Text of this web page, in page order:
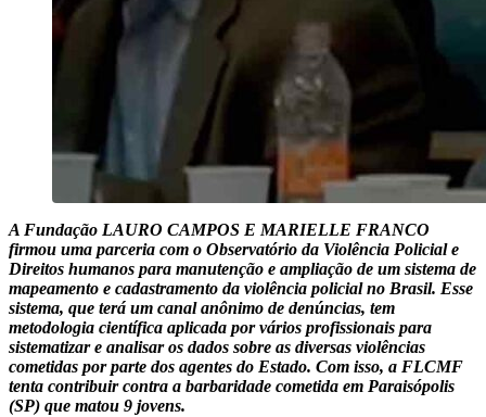
A Fundação LAURO CAMPOS E MARIELLE FRANCO
firmou uma parceria com o Observatório da Violência Policial e
Direitos humanos para manutenção e ampliação de um sistema de
mapeamento e cadastramento da violência policial no Brasil. Esse
sistema, que terá um canal anônimo de denúncias, tem
metodologia científica aplicada por vários profissionais para
sistematizar e analisar os dados sobre as diversas violências
cometidas por parte dos agentes do Estado. Com isso, a FLCMF
tenta contribuir contra a barbaridade cometida em Paraisópolis
(SP) que matou 9 jovens.